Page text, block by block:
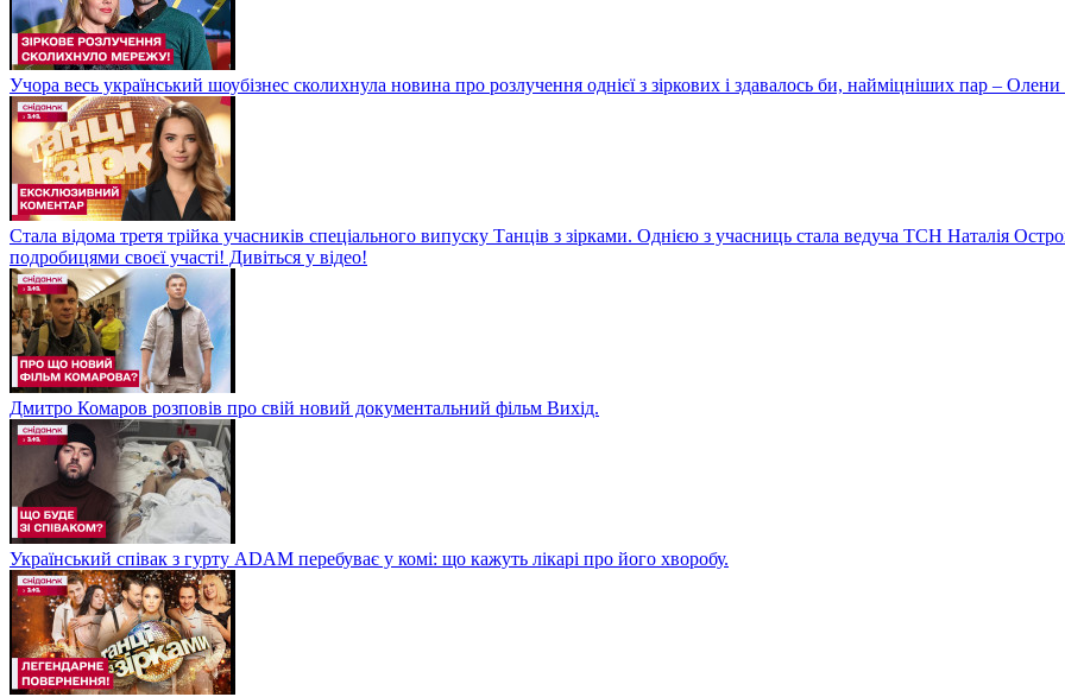
Учора весь український шоубізнес сколихнула новина про розлучення однієї з зіркових і здавалось би, найміцніших пар – Олени
Стала відома третя трійка учасників спеціального випуску Танців з зірками. Однією з учасниць стала ведуча ТСН Наталія
подробицями своєї участі! Дивіться у відео!
Дмитро Комаров розповів про свій новий документальний фільм Вихід.
Український співак з гурту ADAM перебуває у комі: що кажуть лікарі про його хворобу.